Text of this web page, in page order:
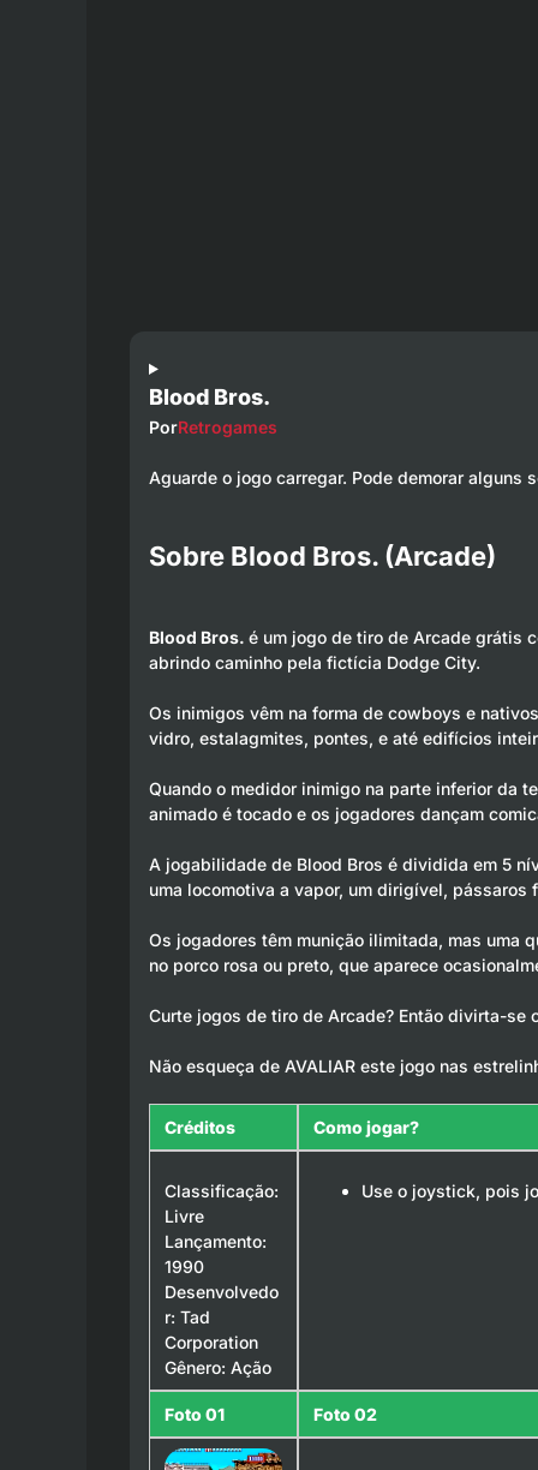
Blood Bros.
PorRetrogames
Aguarde o jogo carregar. Pode demorar alguns
Sobre Blood Bros. (Arcade)
Blood Bros. é um jogo de tiro de Arcade grátis
abrindo caminho pela fictícia Dodge City.
Os inimigos vêm na forma de cowboys e
vidro, estalagmites, pontes, e até edifícios
Quando o medidor inimigo na parte inferior da
animado é tocado e os jogadores dançam
A jogabilidade de Blood Bros é dividida em 5
uma locomotiva a vapor, um dirigível,
Os jogadores têm munição ilimitada, mas uma
no porco rosa ou preto, que aparece
Curte jogos de tiro de Arcade? Então divirta-se
Não esqueça de AVALIAR este jogo nas
Créditos Como jogar?
Classificação:
Livre
Lançamento:
1990
Desenvolvedo
r: Tad
Corporation
Gênero: Ação
Use o joystick, pois
Foto 01 Foto 02